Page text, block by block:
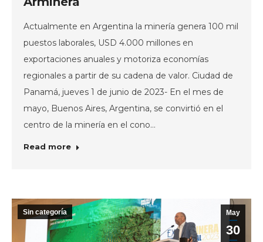
Actualmente en Argentina la minería genera 100 mil
puestos laborales, USD 4.000 millones en
exportaciones anuales y motoriza economías
regionales a partir de su cadena de valor. Ciudad de
Panamá, jueves 1 de junio de 2023- En el mes de
mayo, Buenos Aires, Argentina, se convirtió en el
centro de la minería en el cono…
Read more
May
30
Sin categoría